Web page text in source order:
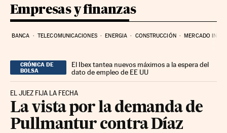
Empresas y finanzas
BANCA TELECOMUNICACIONES ENERGIA CONSTRUCCIÓN MERCADO
CRÓNICA DE
BOLSA
El Ibex tantea nuevos máximos a la espera del
dato de empleo de EE UU
EL JUEZ FIJA LA FECHA
La vista por la demanda de
Pullmantur contra Díaz